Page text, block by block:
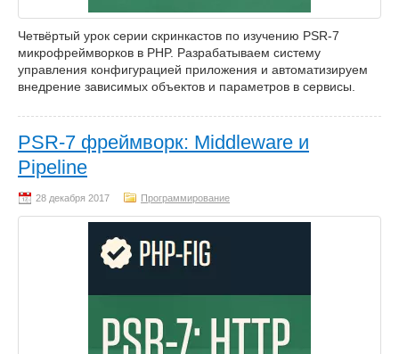
Четвёртый урок серии скринкастов по изучению PSR-7
микрофреймворков в PHP. Разрабатываем систему
управления конфигурацией приложения и автоматизируем
внедрение зависимых объектов и параметров в сервисы.
PSR-7 фреймворк: Middleware и
Pipeline
Программирование